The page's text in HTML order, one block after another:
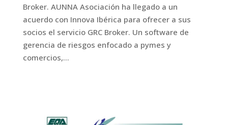
Broker. AUNNA Asociación ha llegado a un
acuerdo con Innova Ibérica para ofrecer a sus
socios el servicio GRC Broker. Un software de
gerencia de riesgos enfocado a pymes y
comercios,...